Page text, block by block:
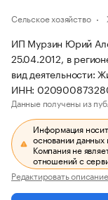
Сельское хозяйство
ИП Мурзин Юрий
25.04.2012, в
вид деятельности:
ИНН:
Данные получены из
Информация
основании данных
Компания не
отношений с
Редактировать описание